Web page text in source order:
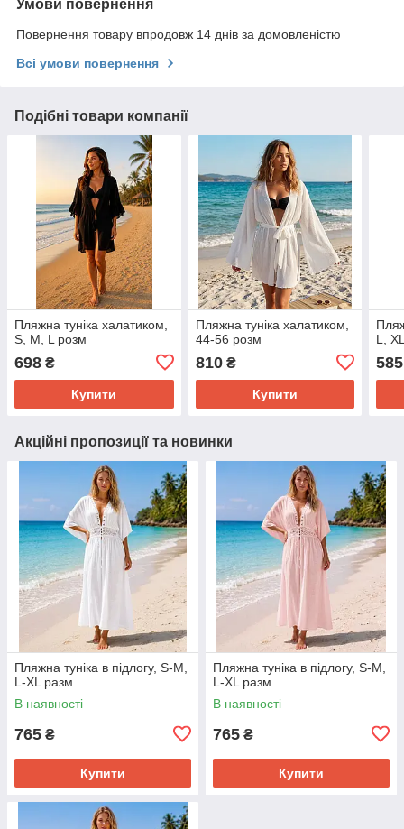
Умови повернення
Повернення товару впродовж 14 днів за домовленістю
Всі умови повернення
Подібні товари компанії
Пляжна туніка халатиком,
S, M, L розм
698 ₴
Купити
Пляжна туніка халатиком,
44-56 розм
810₴
Купити
L,
585
Акційні пропозиції та новинки
Пляжна туніка в підлогу, S-M,
L-XL разм
В наявності
765 ₴
Купити
Пляжна туніка в підлогу, S-M,
L-XL разм
В наявності
765 ₴
Купити